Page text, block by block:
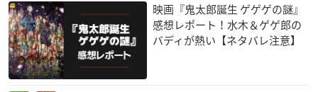
映画『鬼太郎誕生 ゲゲゲの謎』
感想レポート！水木＆ゲゲ郎の
バディが熱い【ネタバレ注意】